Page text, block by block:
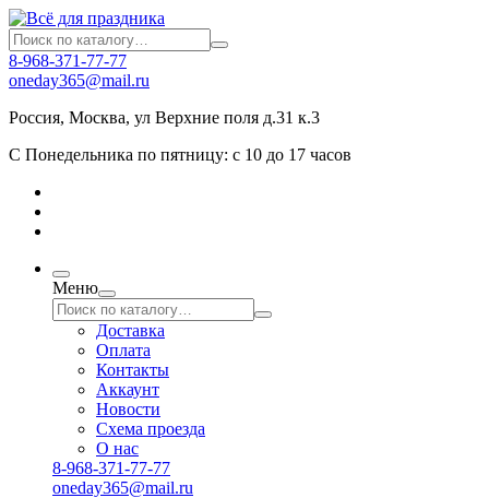
8-968-371-77-77
oneday365@mail.ru
Россия, Москва, ул Верхние поля д.31 к.3
С Понедельника по пятницу: с 10 до 17 часов
Меню
Доставка
Оплата
Контакты
Аккаунт
Новости
Схема проезда
О нас
8-968-371-77-77
oneday365@mail.ru